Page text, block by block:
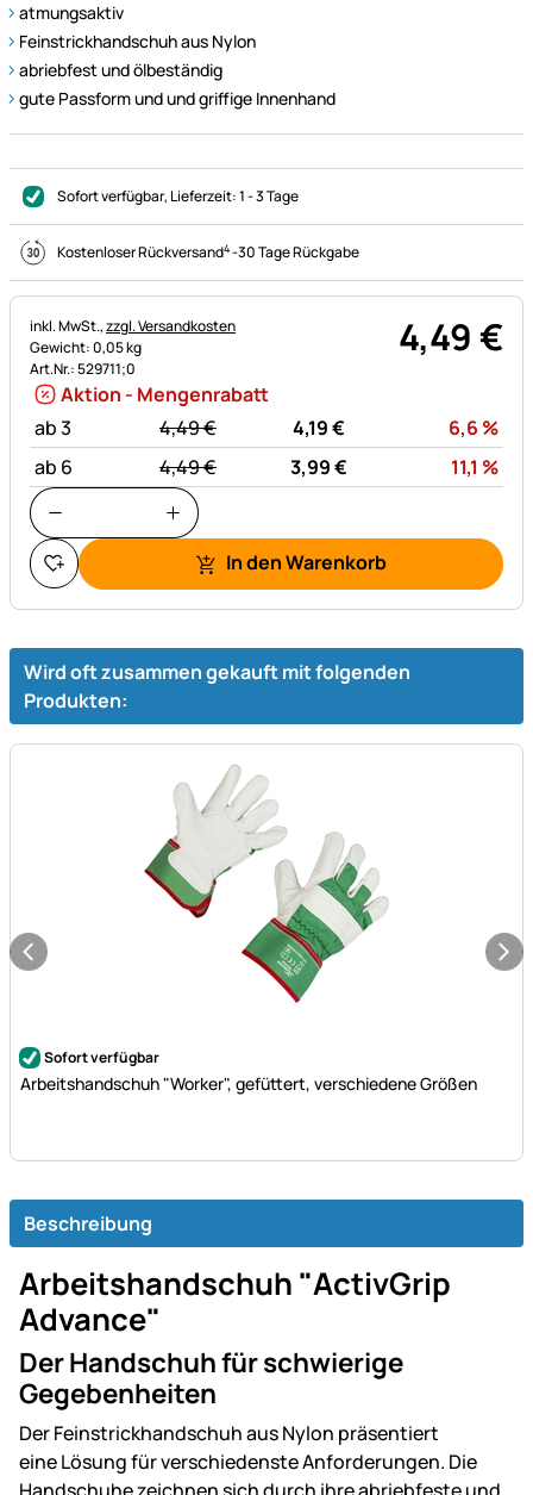
atmungsaktiv
Feinstrickhandschuh aus Nylon
abriebfest und ölbeständig
gute Passform und und griffige Innenhand
Sofort verfügbar, Lieferzeit:1 - 3 Tage
Kostenloser Rückversand4-30 Tage Rückgabe
Steuerhinweis:
inkl. MwSt.,zzgl. Versandkosten
Gewicht: 0,05 kg
Art.Nr.: 529711;0
4,49€
Aktion - Mengenrabatt
ab 3
statt:
4,49€ 4,19€ 6,6 %
ab 6
statt:
4,49€ 3,99€ 11,1 %
In den Warenkorb
Wird oft zusammen gekauft mit folgenden
Produkten:
Noch keine Bewertungen abgegeben
Sofort verfügbar
Arbeitshandschuh "Worker", gefüttert, verschiedene Größen
Beschreibung
Arbeitshandschuh "ActivGrip
Advance"
Der Handschuh für schwierige
Gegebenheiten
Der Feinstrickhandschuh aus Nylon präsentiert
eine Lösung für verschiedenste Anforderungen. Die